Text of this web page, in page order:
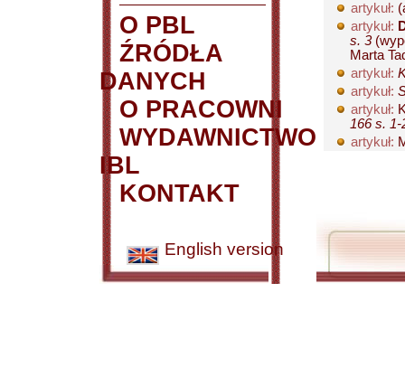
O PBL
ŹRÓDŁA
DANYCH
O PRACOWNI
WYDAWNICTWO
IBL
KONTAKT
English version
artykuł:
artykuł:
s. 3
Marta
artykuł:
artykuł:
artykuł:
166 s. 1-
artykuł: